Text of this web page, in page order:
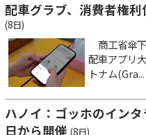
配車グラブ、消費者権
(8日)
商工省傘
配車アプリ
トナム(Gra...
ハノイ：ゴッホのイン
日から開催 (8日)